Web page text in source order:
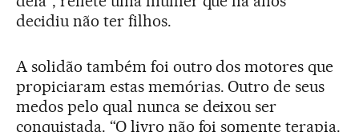
decidiu não ter filhos.
A solidão também foi outro dos motores que
propiciaram estas memórias. Outro de seus
medos pelo qual nunca se deixou ser
conquistada. “O livro não foi somente terapia.